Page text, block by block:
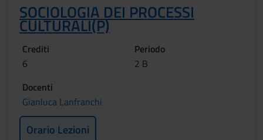
SOCIOLOGIA DEI PROCESSI
CULTURALI(P)
Crediti
6
Periodo
2 B
Docenti
Gianluca Lanfranchi
Orario Lezioni